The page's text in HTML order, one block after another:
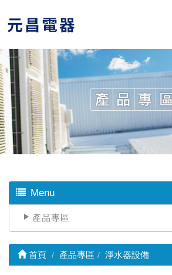
Menu
產品專區
首頁 產品專區 淨水器設備